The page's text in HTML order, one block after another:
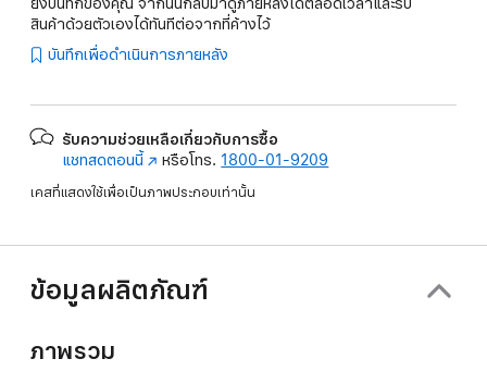
สินค้าด้วยตัวเองได้ทันทีต่อจากที่ค้างไว้
บันทึกเพื่อดำเนินการภายหลัง
รับความช่วยเหลือเกี่ยวกับการซื้อ
แชทสดตอนนี้(เปิด
หน้าต่าง
หรือโทร. 1800-01-9209
เคสที่แสดงใช้เพื่อเป็นภาพประกอบเท่านั้น
ข้อมูลผลิตภัณฑ์
ภาพรวม